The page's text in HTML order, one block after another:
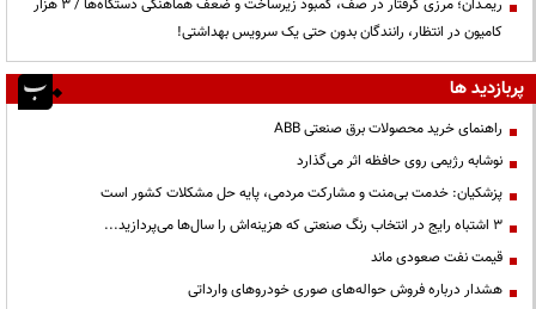
ریمـدان؛ مرزی گرفتار در صف، کمبود زیرساخت و ضعف هماهنگی دستگاه‌ها / ۳ هزار
کامیون در انتظار، رانندگان بدون حتی یک سرویس بهداشتی!
پربازدید ها
راهنمای خرید محصولات برق صنعتی ABB
نوشابه رژیمی روی حافظه اثر می‌گذارد
پزشکیان: خدمت بی‌منت و مشارکت مردمی، پایه حل مشکلات کشور است
3 اشتباه رایج در انتخاب رنگ صنعتی که هزینه‌اش را سال‌ها می‌پردازید...
قیمت نفت صعودی ماند
هشدار درباره فروش حواله‌های صوری خودروهای وارداتی